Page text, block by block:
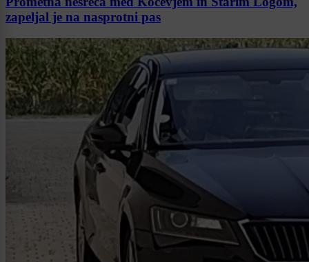
zapeljal je na nasprotni pas